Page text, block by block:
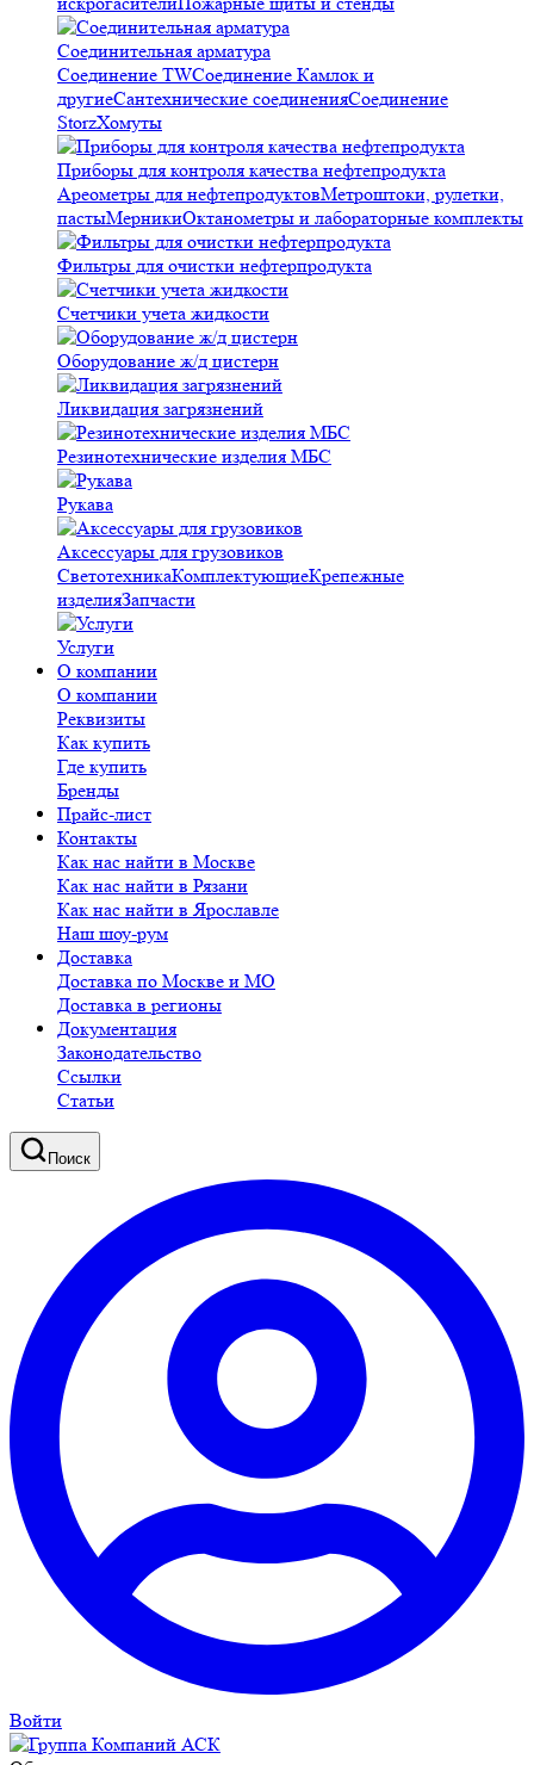
Соединительная арматура
Соединение TWСоединение Камлок и
другиеСантехнические соединенияСоединение
StorzХомуты
Приборы для контроля качества нефтепродукта
Ареометры для нефтепродуктовМетроштоки, рулетки,
пастыМерникиОктанометры и лабораторные комплекты
Фильтры для очистки нефтерпродукта
Счетчики учета жидкости
Оборудование ж/д цистерн
Ликвидация загрязнений
Резинотехнические изделия МБС
Рукава
Аксессуары для грузовиков
СветотехникаКомплектующиеКрепежные
изделияЗапчасти
Услуги
О компании
О компании
Реквизиты
Как купить
Где купить
Бренды
Прайс-лист
Контакты
Как нас найти в Москве
Как нас найти в Рязани
Как нас найти в Ярославле
Наш шоу-рум
Доставка
Доставка по Москве и МО
Доставка в регионы
Документация
Законодательство
Ссылки
Статьи
Поиск
Войти